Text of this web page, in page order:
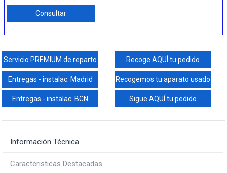
Consultar
Servicio PREMIUM de reparto Recoge AQUÍ tu pedido
Entregas - instalac. Madrid Recogemos tu aparato usado
Entregas - instalac. BCN Sigue AQUÍ tu pedido
Información Técnica
Caracteristicas Destacadas